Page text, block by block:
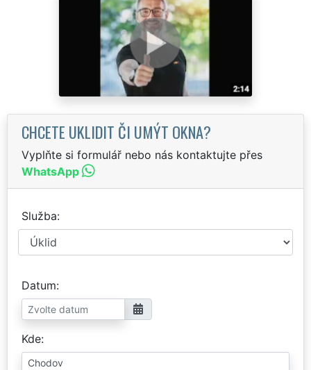
CHCETE UKLIDIT ČI UMÝT OKNA?
Vyplňte si formulář nebo nás kontaktujte přes
WhatsApp
Služba
Datum
Kde